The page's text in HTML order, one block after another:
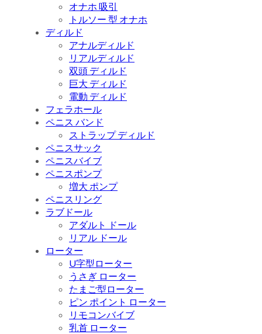
オナホ 吸引
トルソー 型 オナホ
ディルド
アナルディルド
リアルディルド
双頭 ディルド
巨大 ディルド
電動 ディルド
フェラホール
ペニス バンド
ストラップ ディルド
ペニスサック
ペニスバイブ
ペニスポンプ
増大 ポンプ
ペニスリング
ラブドール
アダルト ドール
リアル ドール
ローター
U字型ローター
うさぎ ローター
たまご型ローター
ピン ポイント ローター
リモコンバイブ
乳首 ローター